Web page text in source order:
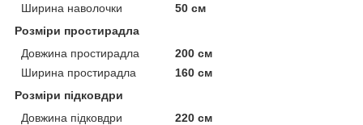
Ширина наволочки
50 см
Розміри простирадла
Довжина простирадла
200 см
Ширина простирадла
160 см
Розміри підковдри
Довжина підковдри
220 см